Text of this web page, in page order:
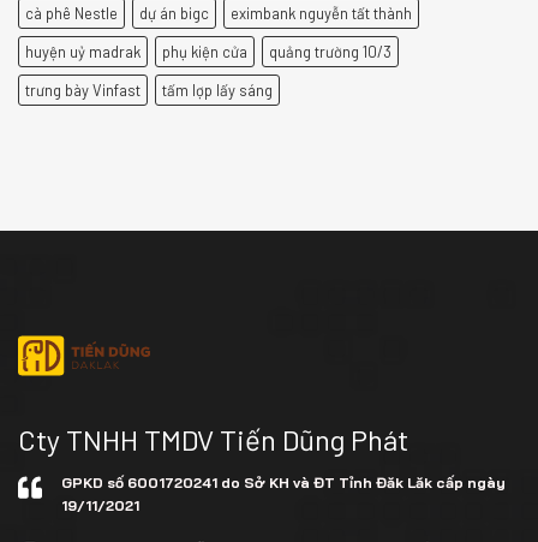
cà phê Nestle
dự án bigc
eximbank nguyễn tất thành
huyện uỷ madrak
phụ kiện cửa
quảng trường 10/3
trưng bày Vinfast
tấm lợp lấy sáng
Cty TNHH TMDV Tiến Dũng Phát
GPKD số 6001720241 do Sở KH và ĐT Tỉnh Đăk Lăk cấp ngày
19/11/2021